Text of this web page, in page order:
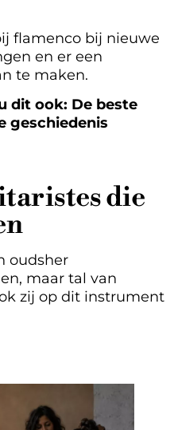
flamenco bij nieuwe
en er een
te maken.
dit ook: De beste
geschiedenis
die
oudsher
maar tal van
zij op dit instrument